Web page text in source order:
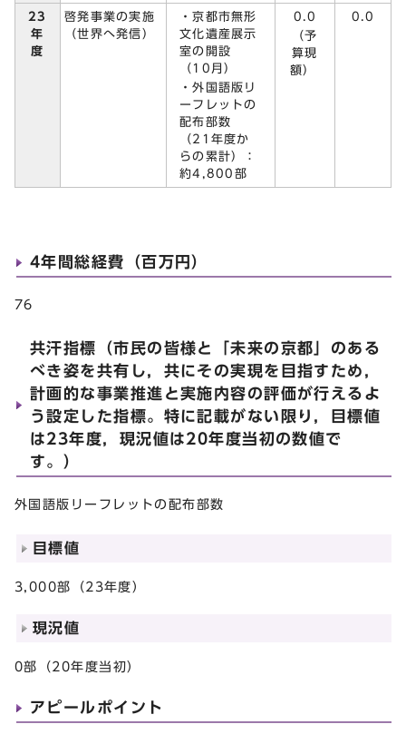
23
年
度
啓発事業の実施
（世界へ発信）
・京都市無形
文化遺産展示
室の開設
（10月）
・外国語版リ
ーフレットの
配布部数
（21年度か
らの累計）：
約4,800部
0.0
（予
算現
額）
0.0
4年間総経費（百万円）
76
共汗指標（市民の皆様と「未来の京都」のある
べき姿を共有し，共にその実現を目指すため，
計画的な事業推進と実施内容の評価が行えるよ
う設定した指標。特に記載がない限り，目標値
は23年度，現況値は20年度当初の数値で
す。）
外国語版リーフレットの配布部数
目標値
3,000部（23年度）
現況値
0部（20年度当初）
アピールポイント